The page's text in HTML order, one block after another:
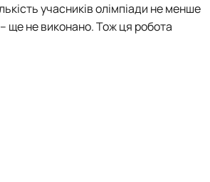
учасників олімпіади не менше
ще не виконано. Тож ця робота